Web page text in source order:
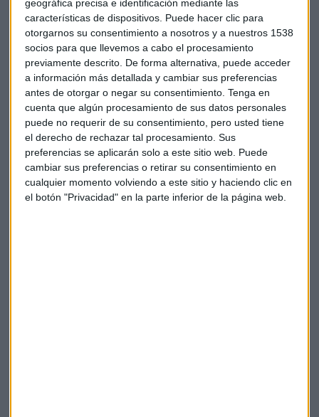
geográfica precisa e identificación mediante las
características de dispositivos. Puede hacer clic para
otorgarnos su consentimiento a nosotros y a nuestros 1538
socios para que llevemos a cabo el procesamiento
previamente descrito. De forma alternativa, puede acceder
a información más detallada y cambiar sus preferencias
antes de otorgar o negar su consentimiento. Tenga en
cuenta que algún procesamiento de sus datos personales
puede no requerir de su consentimiento, pero usted tiene
el derecho de rechazar tal procesamiento. Sus
preferencias se aplicarán solo a este sitio web. Puede
cambiar sus preferencias o retirar su consentimiento en
cualquier momento volviendo a este sitio y haciendo clic en
el botón "Privacidad" en la parte inferior de la página web.
Las mejores oportunidades de inversión en
renovables
Detectamos las mejores oportunidades de inversión
en energías renovables con Columbia Threadneedle
y conocemos los retos en movilidad con Crecemos
Capital Radio / 2024-12-02
La "trampa de Grifols", al descubierto